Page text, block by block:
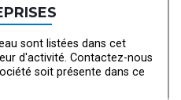
sont listées dans cet
d'activité. Contactez-nous
soit présente dans ce